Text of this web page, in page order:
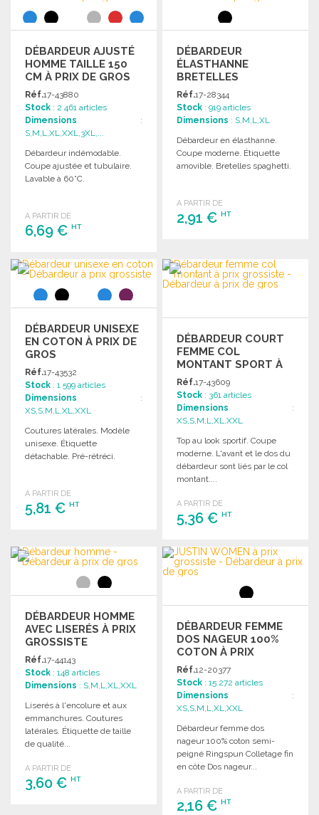
Demander un devis
DÉBARDEUR AJUSTÉ
HOMME TAILLE 150
CM À PRIX DE GROS
Réf.17-43880
Stock : 2 461 articles
Dimensions :
S,M,L,XL,XXL,3XL,...
Débardeur indémodable.
Coupe ajustée et tubulaire.
Lavable à 60°C.
A PARTIR DE
6,69 € HT
COMMANDER
Demander un devis
DÉBARDEUR
ÉLASTHANNE
BRETELLES
SPAGHETTI
Réf.17-28344
Stock : 919 articles
Dimensions : S,M,L,XL
Débardeur en élasthanne.
Coupe moderne. Étiquette
amovible. Bretelles spaghetti.
A PARTIR DE
2,91 €HT
Demander un devis
DÉBARDEUR UNISEXE
EN COTON À PRIX DE
GROS
Réf.17-43532
Stock : 1 599 articles
Dimensions :
XS,S,M,L,XL,XXL
Coutures latérales. Modèle
unisexe. Étiquette
détachable. Pré-rétréci.
A PARTIR DE
5,81 € HT
Demander un devis
DÉBARDEUR COURT
FEMME COL
MONTANT SPORT À
PRIX GROSSISTE
Réf.17-43609
Stock : 361 articles
Dimensions :
XS,S,M,L,XL,XXL
Top au look sportif. Coupe
moderne. L'avant et le dos du
débardeur sont liés par le col
montant....
A PARTIR DE
5,36 €HT
COMMANDER
Demander un devis
DÉBARDEUR HOMME
AVEC LISERÉS À PRIX
GROSSISTE
Réf.17-44143
Stock : 148 articles
Dimensions : S,M,L,XL,XXL
Liserés à l'encolure et aux
emmanchures. Coutures
latérales. Étiquette de taille
de qualité...
A PARTIR DE
3,60 € HT
DÉBARDEUR FEMME
DOS NAGEUR 100%
COTON À PRIX
GROSSISTE
Réf.12-20377
Stock : 15 272 articles
Dimensions :
XS,S,M,L,XL,XXL
Débardeur femme dos
nageur 100% coton semi-
peigné Ringspun Colletage fin
en côte Dos nageur...
A PARTIR DE
2,16 €HT